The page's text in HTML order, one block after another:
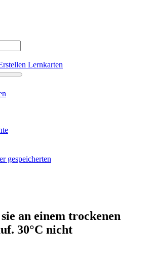
Lernkarten
gespeicherten
an einem trockenen
30°C nicht